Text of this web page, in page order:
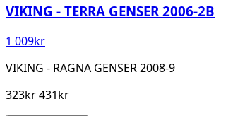
VIKING - TERRA GENSER 2006-2B
1 009kr
VIKING - RAGNA GENSER 2008-9
323kr 431kr